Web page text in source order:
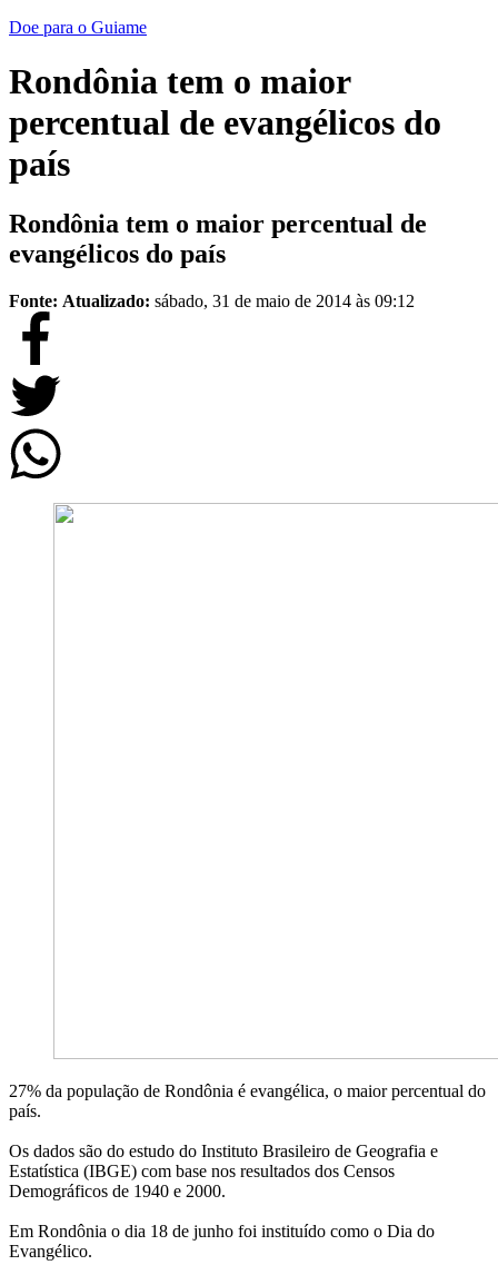
Doe para o Guiame
Rondônia tem o maior
percentual de evangélicos do
país
Rondônia tem o maior percentual de
evangélicos do país
Fonte: Atualizado: sábado, 31 de maio de 2014 às 09:12
27% da população de Rondônia é evangélica, o maior percentual do
país.
Os dados são do estudo do Instituto Brasileiro de Geografia e
Estatística (IBGE) com base nos resultados dos Censos
Demográficos de 1940 e 2000.
Em Rondônia o dia 18 de junho foi instituído como o Dia do
Evangélico.